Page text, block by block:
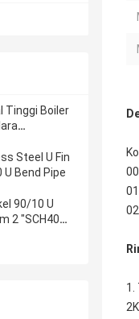
Tinggi Boiler
Steel U Fin
U Bend Pipe
90/10 U
2 "SCH40
1.